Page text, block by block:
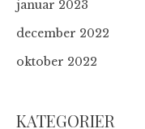
januar 2023
december 2022
oktober 2022
KATEGORIER